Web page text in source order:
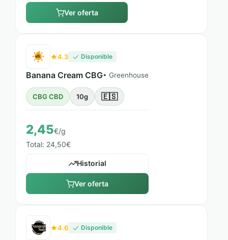
Ver oferta
4.3 Disponible
Banana Cream CBG• Greenhouse
CBG CBD 10g 🇪🇸
2,45€/g
Total: 24,50€
Historial
Ver oferta
4.6 Disponible